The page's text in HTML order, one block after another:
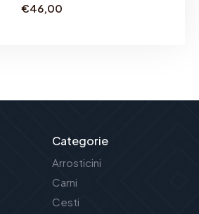
€46,00
Categorie
Arrosticini
Carni
Cesti